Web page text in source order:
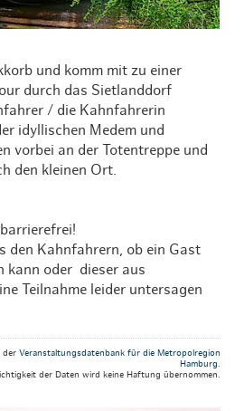
und komm mit zu einer
durch das Sietlanddorf
/ die Kahnfahrerin
idyllischen Medem und
vorbei an der Totentreppe und
den kleinen Ort.
den Kahnfahrern, ob ein Gast
kann oder dieser aus
Teilnahme leider untersagen
der Veranstaltungsdatenbank für die Metropolregion
Hamburg.
der Daten wird keine Haftung übernommen.